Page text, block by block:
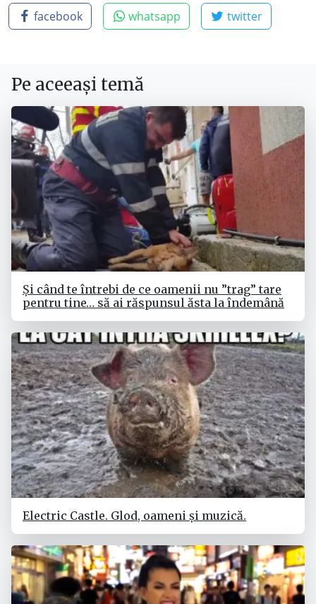
facebook whatsapp twitter
Pe aceeași temă
Și când te întrebi de ce oamenii nu ”trag” tare
pentru tine… să ai răspunsul ăsta la îndemână
Electric Castle. Glod, oameni și muzică.